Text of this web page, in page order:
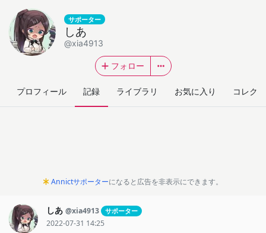
サポーター
しあ
@xia4913
フォロー
プロフィール 記録 ライブラリ お気に入り コレク
Annictサポーターになると広告を非表示にできます。
しあ @xia4913 サポーター
2022-07-31 14:25